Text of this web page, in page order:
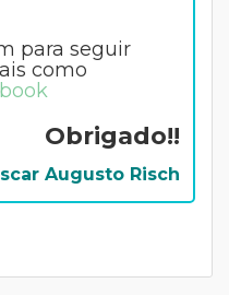
para seguir
como
Obrigado!!
Augusto Risch